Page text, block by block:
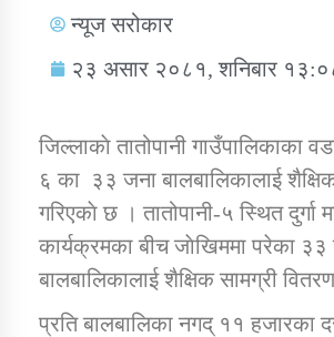
डिभिजन कार्यालय जुम्लाको
न्यूज सरोकार
२३ असार २०८१, शनिबार
जिल्लाकाे तातोपानी गाउँपालिकाका
६ का ३३ जना बालबालिकालाई
गरिएकाे छ । तातोपानी-५ स्थित दुर्गा
कार्यक्रमका बीच जाेखिममा परेका ३३
बालबालिकालाई शैक्षिक सामग्री
प्रति बालबालिका नगद् ११ हजारका